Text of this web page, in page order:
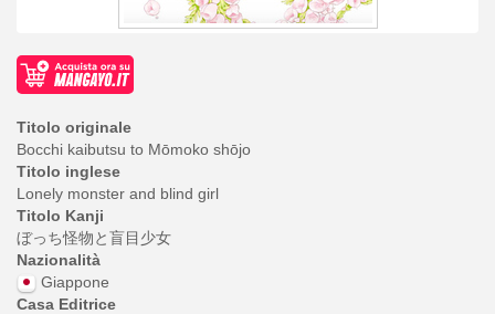
Titolo originale
Bocchi kaibutsu to Mōmoko shōjo
Titolo inglese
Lonely monster and blind girl
Titolo Kanji
ぼっち怪物と盲目少女
Nazionalità
Giappone
Casa Editrice